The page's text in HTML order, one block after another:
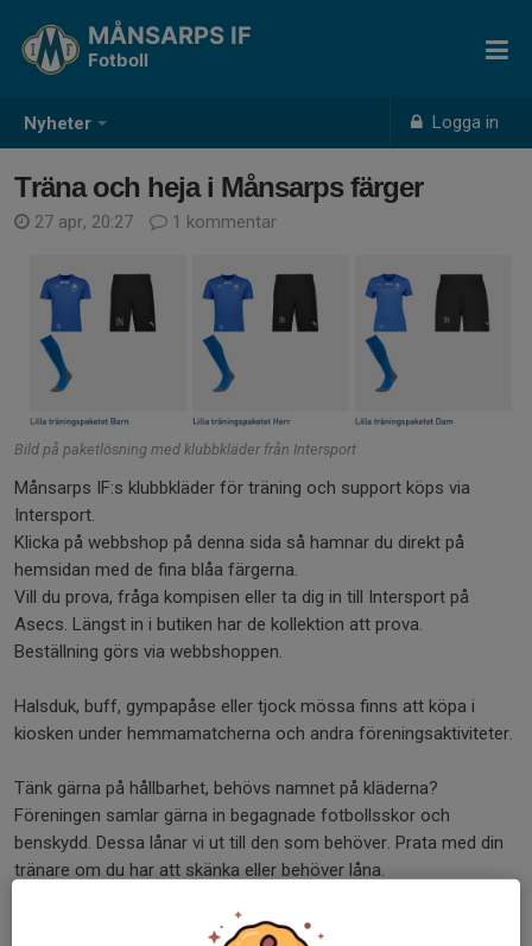
Nyheter Logga in
MÅNSARPS IF
Fotboll
Träna och heja i Månsarps färger
27 apr, 20:27 1 kommentar
Bild på paketlösning med klubbkläder från Intersport
Månsarps IF:s klubbkläder för träning och support köps via
Intersport.
Klicka på webbshop på denna sida så hamnar du direkt på
hemsidan med de fina blåa färgerna.
Vill du prova, fråga kompisen eller ta dig in till Intersport på
Asecs. Längst in i butiken har de kollektion att prova.
Beställning görs via webbshoppen.
Halsduk, buff, gympapåse eller tjock mössa finns att köpa i
kiosken under hemmamatcherna och andra föreningsaktiviteter.
Tänk gärna på hållbarhet, behövs namnet på kläderna?
Föreningen samlar gärna in begagnade fotbollsskor och
benskydd. Dessa lånar vi ut till den som behöver. Prata med din
tränare om du har att skänka eller behöver låna.